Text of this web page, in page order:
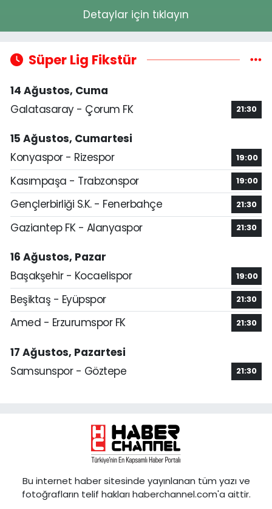
Detaylar için tıklayın
Süper Lig Fikstür
14 Ağustos, Cuma
Galatasaray - Çorum FK
21:30
15 Ağustos, Cumartesi
Konyaspor - Rizespor
19:00
Kasımpaşa - Trabzonspor 19:00
Gençlerbirliği S.K. - Fenerbahçe 21:30
Gaziantep FK - Alanyaspor 21:30
16 Ağustos, Pazar
Başakşehir - Kocaelispor
19:00
Beşiktaş - Eyüpspor 21:30
Amed - Erzurumspor FK 21:30
17 Ağustos, Pazartesi
Samsunspor - Göztepe
21:30
Bu internet haber sitesinde yayınlanan tüm yazı ve
fotoğrafların telif hakları haberchannel.com'a aittir.